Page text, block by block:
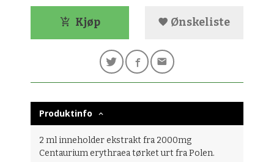
Kjøp Ønskeliste
Produktinfo
2 ml inneholder ekstrakt fra 2000mg
Centaurium erythraea tørket urt fra Polen.